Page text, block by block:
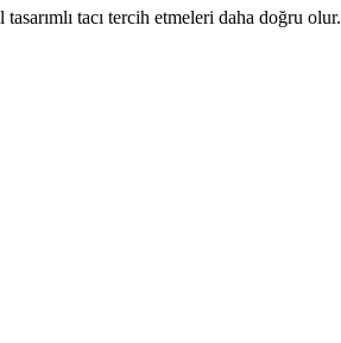
tacı tercih etmeleri daha doğru olur.